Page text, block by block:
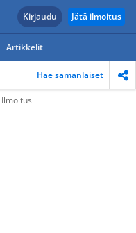
Kirjaudu Jätä ilmoitus
Artikkelit
Hae samanlaiset
Ilmoitus